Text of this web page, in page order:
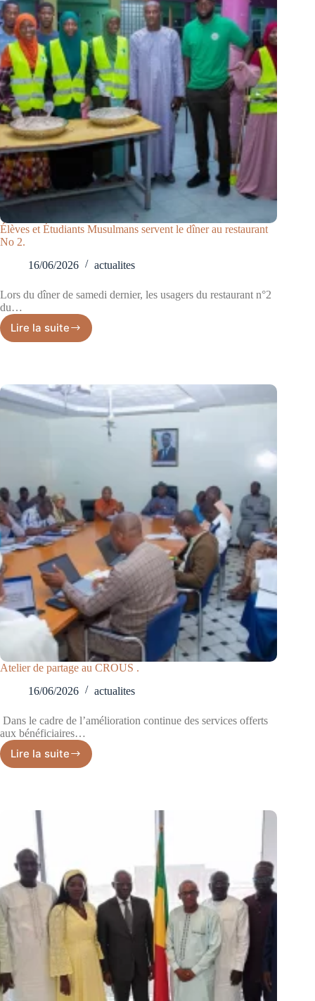
Élèves et Étudiants Musulmans servent le dîner au restaurant
No 2.
16/06/2026
actualites
Lors du dîner de samedi dernier, les usagers du restaurant n°2
du…
Lire la suite
Atelier de partage au CROUS .
16/06/2026
actualites
‎ ‎Dans le cadre de l’amélioration continue des services offerts
aux bénéficiaires…
Lire la suite